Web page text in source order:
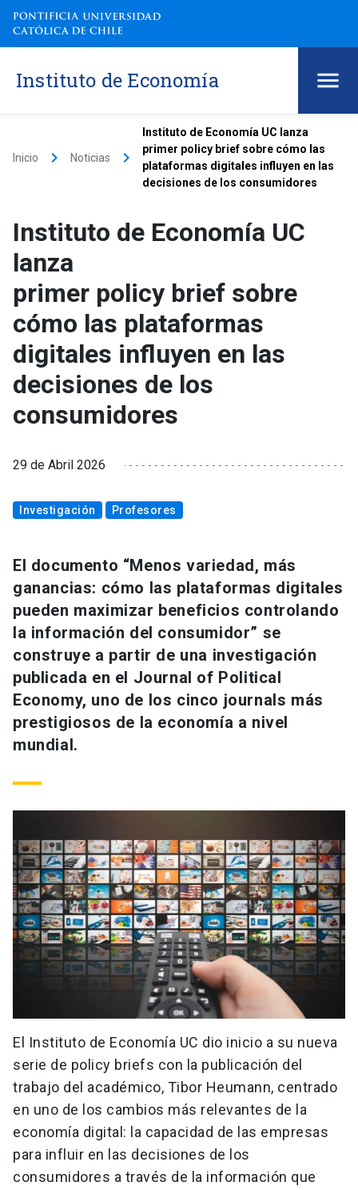
Instituto de Economía
Inicio keyboard_arrow_right Noticias keyboard_arrow_right
Instituto de Economía UC lanza
primer policy brief sobre cómo las
plataformas digitales influyen en las
decisiones de los consumidores
Instituto de Economía UC
lanza
primer policy brief sobre
cómo las plataformas
digitales influyen en las
decisiones de los
consumidores
29 de Abril 2026
Investigación Profesores
El documento “Menos variedad, más
ganancias: cómo las plataformas digitales
pueden maximizar beneficios controlando
la información del consumidor” se
construye a partir de una investigación
publicada en el Journal of Political
Economy, uno de los cinco journals más
prestigiosos de la economía a nivel
mundial.
El Instituto de Economía UC dio inicio a su nueva
serie de policy briefs con la publicación del
trabajo del académico, Tibor Heumann, centrado
en uno de los cambios más relevantes de la
economía digital: la capacidad de las empresas
para influir en las decisiones de los
consumidores a través de la información que